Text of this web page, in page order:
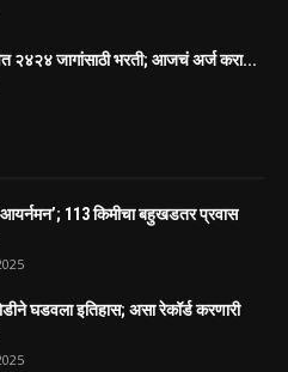
२४२४ जागांसाठी भरती; आजचं अर्ज करा...
आयर्नमन’; 113 किमीचा बहुखडतर प्रवास
घडवला इतिहास; असा रेकॉर्ड करणारी